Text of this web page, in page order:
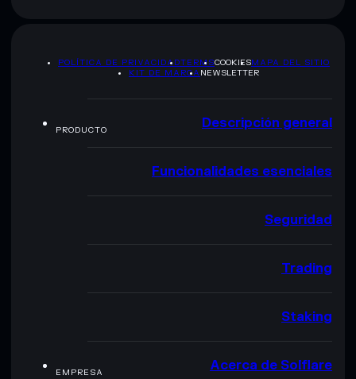
POLÍTICA DE PRIVACIDADTERMSCOOKIESMAPA DEL SITIO
KIT DE MARCA NEWSLETTER
PRODUCTO Descripción general
Funcionalidades esenciales
Seguridad
Trading
Staking
EMPRESA Acerca de Solflare